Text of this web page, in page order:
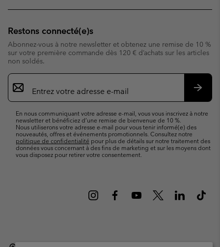
Restons connecté(e)s
Abonnez-vous à notre newsletter et obtenez une remise de 10 %
sur votre première commande dès 120 € d’achats sur les articles
non soldés.
Inscription
par
e-
En nous communiquant votre adresse e-mail, vous vous inscrivez à notre
newsletter et bénéficiez d’une remise de bienvenue de 10 %.
Nous utiliserons votre adresse e-mail pour vous tenir informé(e) des
nouveautés, offres et événements promotionnels. Consultez notre
politique de confidentialité pour plus de détails sur notre traitement des
données vous concernant à des fins de marketing et sur les moyens dont
vous disposez pour retirer votre consentement.